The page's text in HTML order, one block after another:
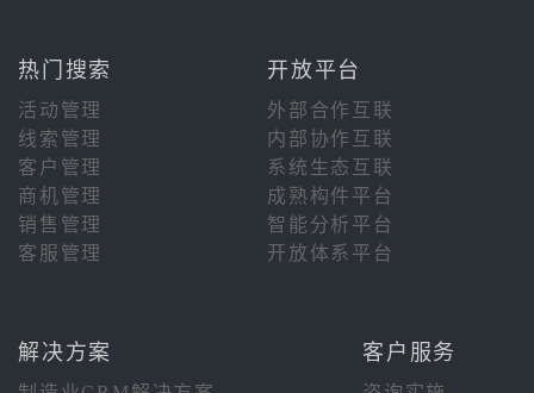
热门搜索 开放平台
活动管理
外部合作互联
线索管理
内部协作互联
客户管理
系统生态互联
商机管理
成熟构件平台
销售管理
智能分析平台
客服管理
开放体系平台
解决方案 客户服务